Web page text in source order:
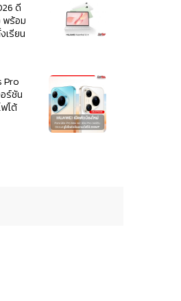
ดี
พร้อม
เรียน
Pro
ร์ชัน
โต้